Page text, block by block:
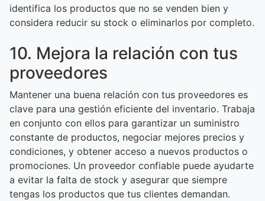
identifica los productos que no se venden bien y
considera reducir su stock o eliminarlos por completo.
10. Mejora la relación con tus
proveedores
Mantener una buena relación con tus proveedores es
clave para una gestión eficiente del inventario. Trabaja
en conjunto con ellos para garantizar un suministro
constante de productos, negociar mejores precios y
condiciones, y obtener acceso a nuevos productos o
promociones. Un proveedor confiable puede ayudarte
a evitar la falta de stock y asegurar que siempre
tengas los productos que tus clientes demandan.